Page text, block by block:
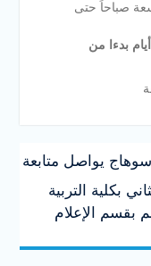
صباحاً حتى
أيام بدءا من
يواصل متابعة
بكلية التربية
بقسم الإعلام